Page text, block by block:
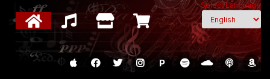
Select Language
P